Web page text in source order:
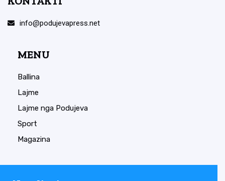
info@podujevapress.net
MENU
Ballina
Lajme
Lajme nga Podujeva
Sport
Magazina